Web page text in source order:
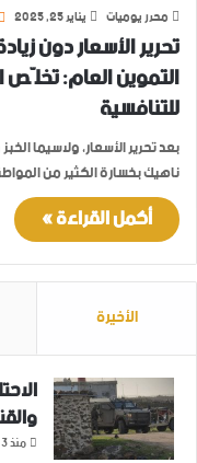
محرر يوميات يناير 25, 2025
تحرير الأسعار دون
التموين العام:
للتنافسية
بعد تحرير الأسعار، ولاسيما
ناهيك بخسارة الكثير من
أكمل القراءة »
الأخيرة
منذ 3 ساعات